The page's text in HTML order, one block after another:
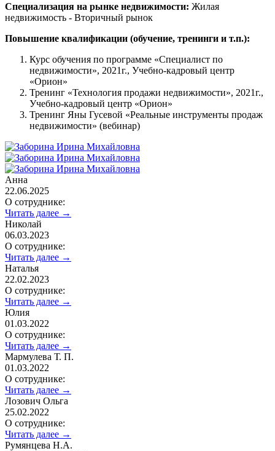
Специализация на рынке недвижимости: Жилая
недвижимость - Вторичный рынок
Повышение квалификации (обучение, тренинги и т.п.):
Курс обучения по программе «Специалист по
недвижимости», 2021г., Учебно-кадровый центр
«Орион»
Тренинг «Технология продажи недвижимости», 2021г.,
Учебно-кадровый центр «Орион»
Тренинг Яны Гусевой «Реальные инструменты продаж
недвижимости» (вебинар)
Анна
22.06.2025
О сотруднике:
Читать далее →
Николай
06.03.2023
О сотруднике:
Читать далее →
Наталья
22.02.2023
О сотруднике:
Читать далее →
Юлия
01.03.2022
О сотруднике:
Читать далее →
Мармулева Т. П.
01.03.2022
О сотруднике:
Читать далее →
Лозович Ольга
25.02.2022
О сотруднике:
Читать далее →
Румянцева Н.А.